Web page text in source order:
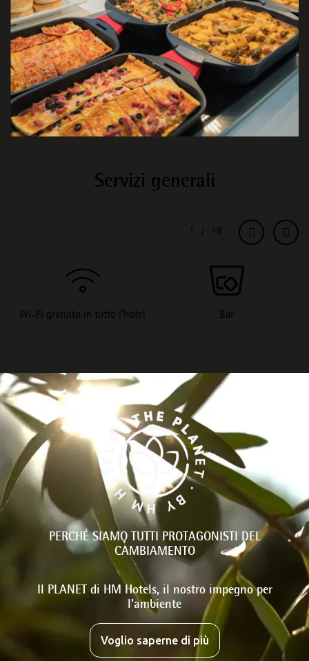
Servizi generali
Wi-Fi gratuito in tutto l'hotel Bar
PERCHÉ SIAMO TUTTI PROTAGONISTI DEL
CAMBIAMENTO
Il PLANET di HM Hotels, il nostro impegno per
l'ambiente
Voglio saperne di più